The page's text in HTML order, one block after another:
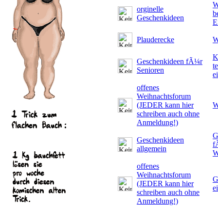
orginelle
Geschenkideen
Plauderecke
Geschenkideen fÃ¼r
Senioren
offenes
Weihnachtsforum
(JEDER kann hier
schreiben auch ohne
Anmeldung!)
Geschenkideen
allgemein
offenes
Weihnachtsforum
(JEDER kann hier
schreiben auch ohne
Anmeldung!)